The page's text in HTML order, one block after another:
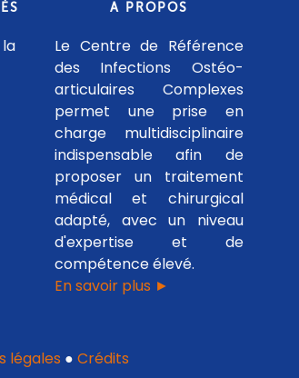
A PROPOS
Le Centre de Référence
des Infections Ostéo-
articulaires Complexes
permet une prise en
charge multidisciplinaire
indispensable afin de
proposer un traitement
médical et chirurgical
adapté, avec un niveau
d'expertise et de
compétence élevé.
En savoir plus ►
légales ● Crédits